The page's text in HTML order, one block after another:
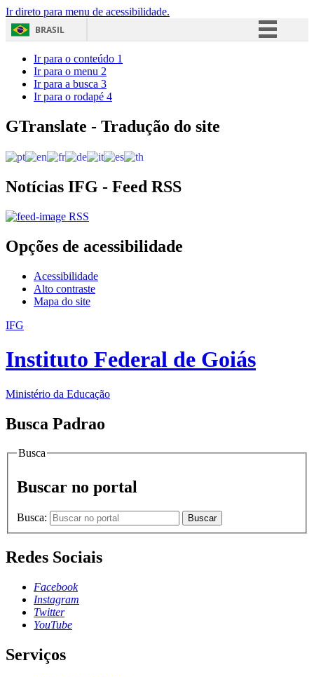
Ir direto para menu de acessibilidade.
BRASIL
Acesso à informação
Ir para o conteúdo 1
Ir para o menu 2
Ir para a busca 3
Ir para o rodapé 4
GTranslate - Tradução do site
Notícias IFG - Feed RSS
RSS
Opções de acessibilidade
Acessibilidade
Alto contraste
Mapa do site
IFG
Instituto Federal de Goiás
Ministério da Educação
Busca Padrao
Busca
Buscar no portal
Busca: Buscar
Redes Sociais
Facebook
Instagram
Twitter
YouTube
Serviços